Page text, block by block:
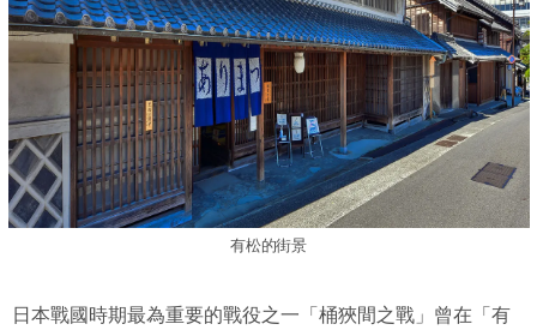
有松的街景
日本戰國時期最為重要的戰役之一「桶狹間之戰」曾在「有